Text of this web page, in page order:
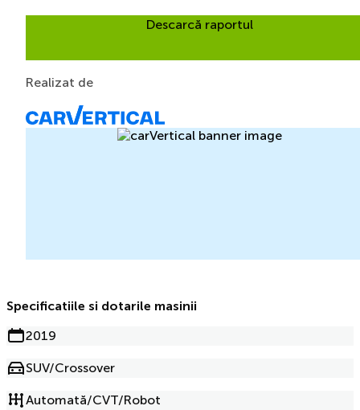
Descarcă raportul
Realizat de
Specificatiile si dotarile masinii
2019
SUV/Crossover
Automată/CVT/Robot